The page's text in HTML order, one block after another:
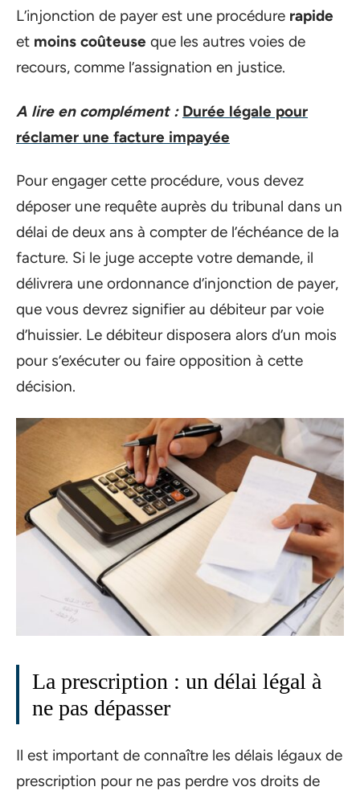
L’injonction de payer est une procédure rapide
et moins coûteuse que les autres voies de
recours, comme l’assignation en justice.
A lire en complément : Durée légale pour
réclamer une facture impayée
Pour engager cette procédure, vous devez
déposer une requête auprès du tribunal dans un
délai de deux ans à compter de l’échéance de la
facture. Si le juge accepte votre demande, il
délivrera une ordonnance d’injonction de payer,
que vous devrez signifier au débiteur par voie
d’huissier. Le débiteur disposera alors d’un mois
pour s’exécuter ou faire opposition à cette
décision.
La prescription : un délai légal à
ne pas dépasser
Il est important de connaître les délais légaux de
prescription pour ne pas perdre vos droits de